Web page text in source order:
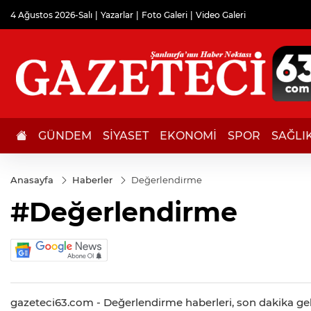
4 Ağustos 2026-Salı Yazarlar Foto Galeri Video Galeri
GÜNDEM SİYASET EKONOMİ SPOR
Anasayfa Haberler Değerlendirme
#Değerlendirme
gazeteci63.com - Değerlendirme haberleri, son dakika